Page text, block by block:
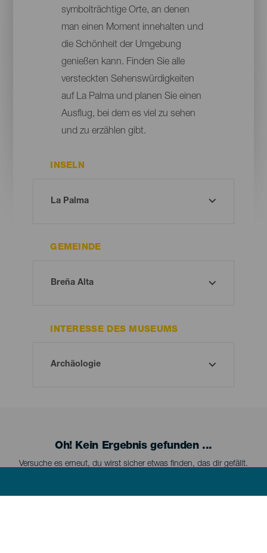
symbolträchtige Orte, an denen
man einen Moment innehalten und
die Schönheit der Umgebung
genießen kann. Finden Sie alle
versteckten Sehenswürdigkeiten
auf La Palma und planen Sie einen
Ausflug, bei dem es viel zu sehen
und zu erzählen gibt.
INSELN
GEMEINDE
INTERESSE DES MUSEUMS
Oh! Kein Ergebnis gefunden ...
Versuche es erneut, du wirst sicher etwas finden, das dir gefällt.